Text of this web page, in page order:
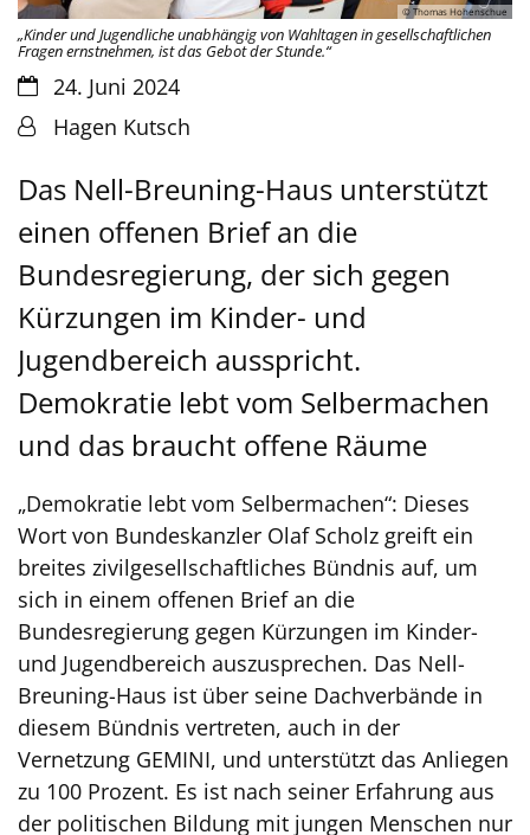
© Thomas Hohenschue
„Kinder und Jugendliche unabhängig von Wahltagen in gesellschaftlichen
Fragen ernstnehmen, ist das Gebot der Stunde.“
Datum:24. Juni 2024
Von:Hagen Kutsch
Das Nell-Breuning-Haus unterstützt
einen offenen Brief an die
Bundesregierung, der sich gegen
Kürzungen im Kinder- und
Jugendbereich ausspricht.
Demokratie lebt vom Selbermachen
und das braucht offene Räume
„Demokratie lebt vom Selbermachen“: Dieses
Wort von Bundeskanzler Olaf Scholz greift ein
breites zivilgesellschaftliches Bündnis auf, um
sich in einem offenen Brief an die
Bundesregierung gegen Kürzungen im Kinder-
und Jugendbereich auszusprechen. Das Nell-
Breuning-Haus ist über seine Dachverbände in
diesem Bündnis vertreten, auch in der
Vernetzung GEMINI, und unterstützt das Anliegen
zu 100 Prozent. Es ist nach seiner Erfahrung aus
der politischen Bildung mit jungen Menschen nur